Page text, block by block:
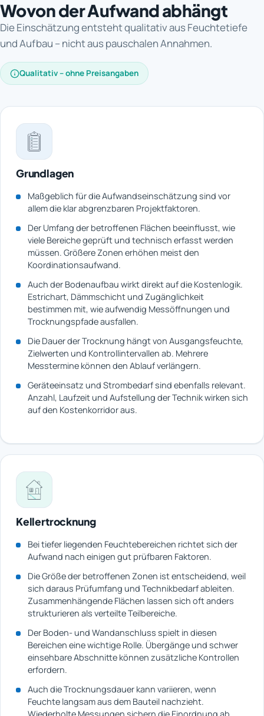
Wovon der Aufwand abhängt
Die Einschätzung entsteht qualitativ aus Feuchtetiefe
und Aufbau – nicht aus pauschalen Annahmen.
Qualitativ – ohne Preisangaben
Grundlagen
Maßgeblich für die Aufwandseinschätzung sind vor
allem die klar abgrenzbaren Projektfaktoren.
Der Umfang der betroffenen Flächen beeinflusst, wie
viele Bereiche geprüft und technisch erfasst werden
müssen. Größere Zonen erhöhen meist den
Koordinationsaufwand.
Auch der Bodenaufbau wirkt direkt auf die Kostenlogik.
Estrichart, Dämmschicht und Zugänglichkeit
bestimmen mit, wie aufwendig Messöffnungen und
Trocknungspfade ausfallen.
Die Dauer der Trocknung hängt von Ausgangsfeuchte,
Zielwerten und Kontrollintervallen ab. Mehrere
Messtermine können den Ablauf verlängern.
Geräteeinsatz und Strombedarf sind ebenfalls relevant.
Anzahl, Laufzeit und Aufstellung der Technik wirken sich
auf den Kostenkorridor aus.
Kellertrocknung
Bei tiefer liegenden Feuchtebereichen richtet sich der
Aufwand nach einigen gut prüfbaren Faktoren.
Die Größe der betroffenen Zonen ist entscheidend, weil
sich daraus Prüfumfang und Technikbedarf ableiten.
Zusammenhängende Flächen lassen sich oft anders
strukturieren als verteilte Teilbereiche.
Der Boden- und Wandanschluss spielt in diesen
Bereichen eine wichtige Rolle. Übergänge und schwer
einsehbare Abschnitte können zusätzliche Kontrollen
erfordern.
Auch die Trocknungsdauer kann variieren, wenn
Feuchte langsam aus dem Bauteil nachzieht.